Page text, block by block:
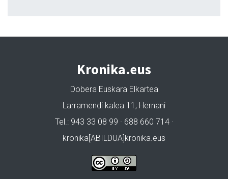
Kronika.eus
Dobera Euskara Elkartea
Larramendi kalea 11, Hernani
Tel.: 943 33 08 99 · 688 660 714 ·
kronika[ABILDUA]kronika.eus